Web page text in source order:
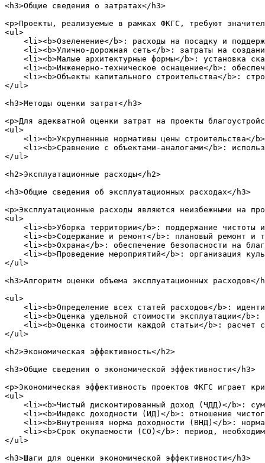
<h3>Общие сведения о затратах</h3>
<p>Проекты, реализуемые в рамках ФКГС, требуют
<ul>
<li><b>Озеленение</b>: расходы на посадку и
<li><b>Улично-дорожная сеть</b>: затраты на
<li><b>Малые архитектурные формы</b>: установка
<li><b>Инженерно-техническое оснащение</b>:
<li><b>Объекты капитального строительства</b>:
</ul>
<h3>Методы оценки затрат</h3>
<p>Для адекватной оценки затрат на проекты
<ul>
<li><b>Укрупненные нормативы цены строительства</
<li><b>Сравнение с объектами-аналогами</b>:
</ul>
<h2>Эксплуатационные расходы</h2>
<h3>Общие сведения об эксплуатационных расходах</h3>
<p>Эксплуатационные расходы являются неизбежными на
<ul>
<li><b>Уборка территории</b>: поддержание чистоты
<li><b>Содержание и ремонт</b>: плановый ремонт и
<li><b>Охрана</b>: обеспечение безопасности на
<li><b>Проведение мероприятий</b>: организация
</ul>
<h3>Алгоритм оценки объема эксплуатационных расходов</
<ul>
<li><b>Определение всех статей расходов</b>:
<li><b>Оценка удельной стоимости эксплуатации</
<li><b>Оценка стоимости каждой статьи</b>: расчет
</ul>
<h2>Экономическая эффективность</h2>
<h3>Общие сведения о экономической эффективности</h3>
<p>Экономическая эффективность проектов ФКГС играет
<ul>
<li><b>Чистый дисконтированный доход (ЧДД)</b>:
<li><b>Индекс доходности (ИД)</b>: отношение
<li><b>Внутренняя норма доходности (ВНД)</b>:
<li><b>Срок окупаемости (СО)</b>: период,
</ul>
<h3>Шаги для оценки экономической эффективности</h3>